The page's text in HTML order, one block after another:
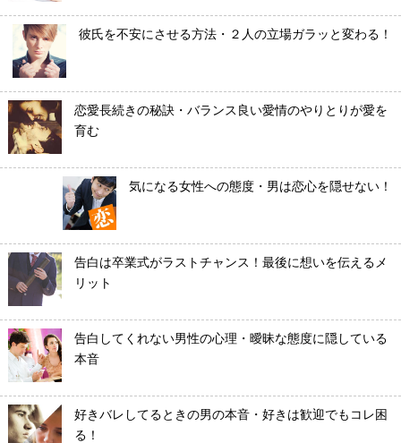
彼氏を不安にさせる方法・２人の立場ガラッと変わる！
恋愛長続きの秘訣・バランス良い愛情のやりとりが愛を
育む
気になる女性への態度・男は恋心を隠せない！
告白は卒業式がラストチャンス！最後に想いを伝えるメ
リット
告白してくれない男性の心理・曖昧な態度に隠している
本音
好きバレしてるときの男の本音・好きは歓迎でもコレ困
る！